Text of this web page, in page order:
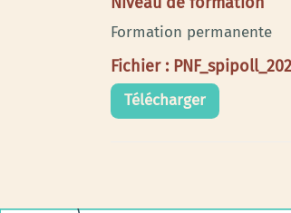
Formation permanente
Fichier :
Télécharger